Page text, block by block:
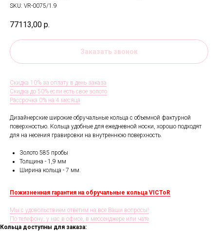
SKU: VR-0075/1.9
77113,00 р.
Заказать звонок
Скидка 10% за оплату в день заказа
Скидка до 50% если есть свое золото
Рассрочка 0% на 4 месяца
Дизайнерские широкие обручальные кольца с объемной фактурной
поверхностью. Кольца удобные для ежедневной носки, хорошо подходят
для на несения гравировки на внутреннюю поверхность.
Золото 585 пробы
Толщина - 1,9 мм
Ширина кольца - 7 мм.
Пожизненная гарантия на обручальные кольца VICToR
Мы с удовольствием ответим на все Ваши вопросы!
По телефону, у нас в офисе, в мессенджере или чате
Кольца доступны для заказа: